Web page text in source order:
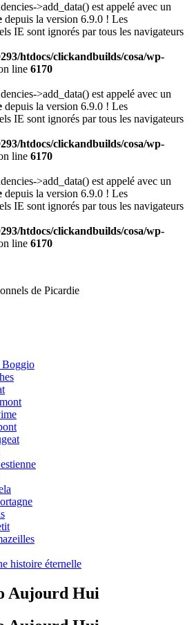
>add_data() est appelé avec un
depuis la version 6.9.0 ! Les
IE sont ignorés par tous les navigateurs
htdocs/clickandbuilds/cosa/wp-
line 6170
>add_data() est appelé avec un
depuis la version 6.9.0 ! Les
IE sont ignorés par tous les navigateurs
htdocs/clickandbuilds/cosa/wp-
line 6170
>add_data() est appelé avec un
depuis la version 6.9.0 ! Les
IE sont ignorés par tous les navigateurs
htdocs/clickandbuilds/cosa/wp-
line 6170
de Picardie
Boggio
histoire éternelle
Aujourd Hui